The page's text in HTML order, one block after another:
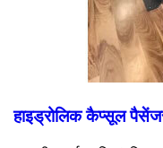
हाइड्रोलिक कैप्सूल